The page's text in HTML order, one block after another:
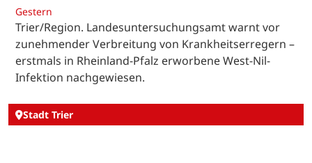
Gestern
Trier/Region. Landesuntersuchungsamt warnt vor
zunehmender Verbreitung von Krankheitserregern –
erstmals in Rheinland-Pfalz erworbene West-Nil-
Infektion nachgewiesen.
Stadt Trier